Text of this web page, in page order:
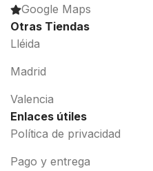
Google Maps
Otras Tiendas
Lléida
Madrid
Valencia
Enlaces útiles
Política de privacidad
Pago y entrega